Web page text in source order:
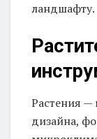
ландшафту.
Растения —
дизайна,